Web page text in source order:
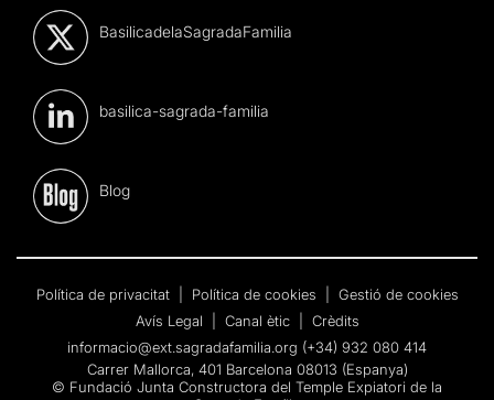
BasilicadelaSagradaFamilia
basilica-sagrada-familia
Blog
Política de privacitat Política de cookies
Gestió de cookies
Avís Legal
Canal ètic
Crèdits
informacio@ext.sagradafamilia.org (+34) 932 080 414
Carrer Mallorca, 401 Barcelona 08013 (Espanya)
© Fundació Junta Constructora del Temple Expiatori de la